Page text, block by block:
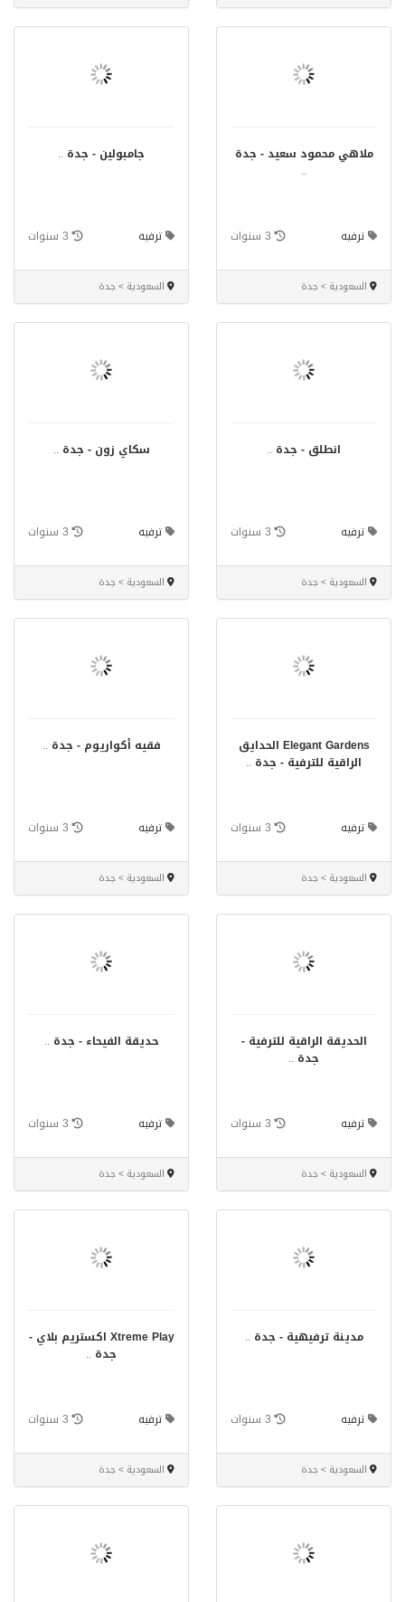
ملاهي محمود سعيد - جدة
..
ترفيه 3 سنوات
السعودية > جدة
جامبولين - جدة ..
ترفيه 3 سنوات
السعودية > جدة
انطلق - جدة ..
ترفيه 3 سنوات
السعودية > جدة
سكاي زون - جدة ..
ترفيه 3 سنوات
السعودية > جدة
Elegant Gardens الحدايق
الراقية للترفية - جدة ..
ترفيه 3 سنوات
السعودية > جدة
فقيه أكواريوم - جدة ..
ترفيه 3 سنوات
السعودية > جدة
الحديقة الراقية للترفية -
جدة ..
ترفيه 3 سنوات
السعودية > جدة
حديقة الفيحاء - جدة ..
ترفيه 3 سنوات
السعودية > جدة
مدينة ترفيهية - جدة ..
ترفيه 3 سنوات
السعودية > جدة
Xtreme Play اكستريم بلاي -
جدة ..
ترفيه 3 سنوات
السعودية > جدة